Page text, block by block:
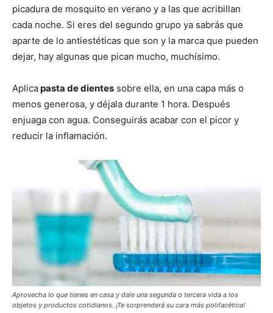
picadura de mosquito en verano y a las que acribillan
cada noche. Si eres del segundo grupo ya sabrás que
aparte de lo antiestéticas que son y la marca que pueden
dejar, hay algunas que pican mucho, muchísimo.
Aplicapasta de dientes sobre ella, en una capa más o
menos generosa, y déjala durante 1 hora. Después
enjuaga con agua. Conseguirás acabar con el picor y
reducir la inflamación.
Aprovecha lo que tienes en casa y dale una segunda o tercera vida a los
objetos y productos cotidianos. ¡Te sorprenderá su cara más polifacética!